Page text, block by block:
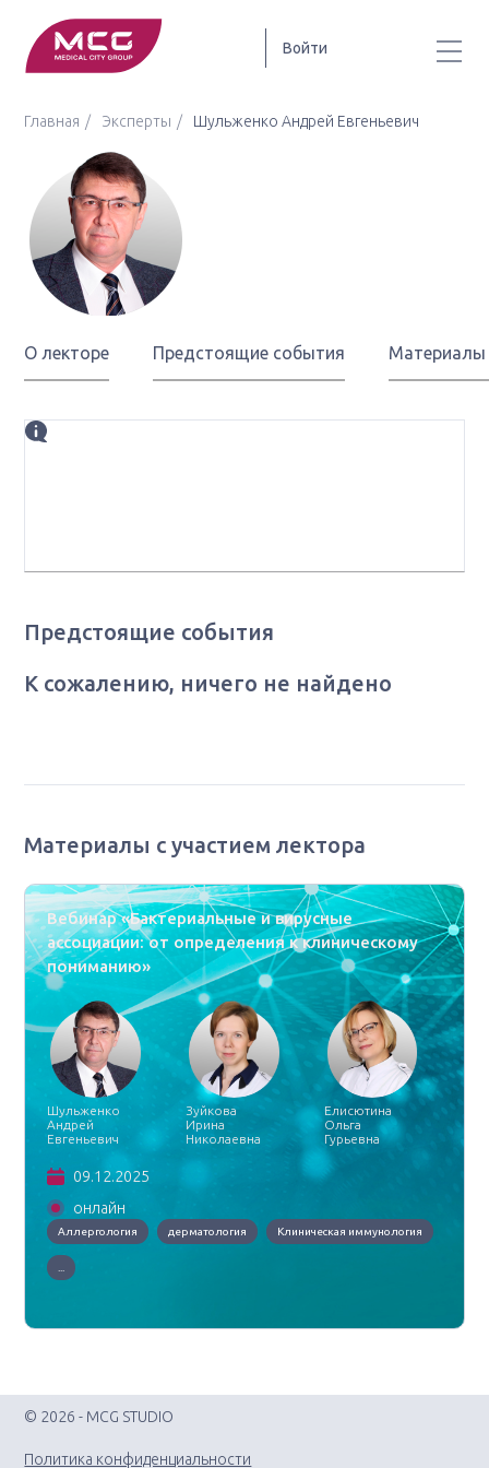
Войти
Главная Эксперты Шульженко Андрей Евгеньевич
О лекторе Предстоящие события Материалы
Предстоящие события
К сожалению, ничего не найдено
Материалы с участием лектора
Вебинар «Бактериальные и вирусные
ассоциации: от определения к клиническому
пониманию»
Шульженко
Андрей
Евгеньевич
Зуйкова
Ирина
Николаевна
Елисютина
Ольга
Гурьевна
09.12.2025
онлайн
Аллергология дерматология Клиническая иммунология
© 2026 - MCG STUDIO
Политика конфиденциальности